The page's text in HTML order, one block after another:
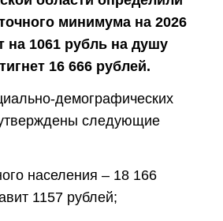
минимума на 2026
на 1061 рубль на душу
16 666 рублей.
демографических
следующие
населения – 18 166
1157 рублей;